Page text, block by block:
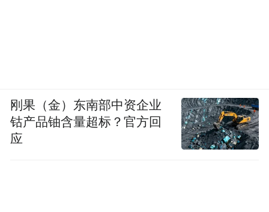
刚果（金）东南部中资企业
钴产品铀含量超标？官方回
应